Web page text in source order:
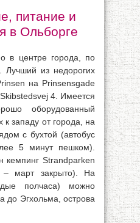
питание и
в Ольборге
в центре города, по
Лучший из недорогих
на Prinsensgade
4. Имеется
оборудованный
к западу от города, на
с бухтой (автобус
5 минут пешком).
кемпинг Strandparken
– март закрыто). На
полчаса) можно
до Эгхольма, острова